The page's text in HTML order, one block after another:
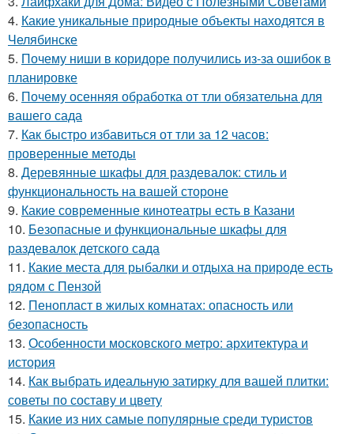
4. Какие уникальные природные объекты находятся в
Челябинске
5. Почему ниши в коридоре получились из-за ошибок в
планировке
6. Почему осенняя обработка от тли обязательна для
вашего сада
7. Как быстро избавиться от тли за 12 часов:
проверенные методы
8. Деревянные шкафы для раздевалок: стиль и
функциональность на вашей стороне
9. Какие современные кинотеатры есть в Казани
10. Безопасные и функциональные шкафы для
раздевалок детского сада
11. Какие места для рыбалки и отдыха на природе есть
рядом с Пензой
12. Пенопласт в жилых комнатах: опасность или
безопасность
13. Особенности московского метро: архитектура и
история
14. Как выбрать идеальную затирку для вашей плитки:
советы по составу и цвету
15. Какие из них самые популярные среди туристов